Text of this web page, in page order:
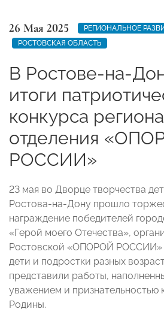
26 Мая 2025
РЕГИОНАЛЬНОЕ
РОСТОВСКАЯ ОБЛАСТЬ
В Ростове-на-
итоги
конкурса
отделения
РОССИИ»
23 мая во Дворце творчества
Ростова-на-Дону прошло
награждение победителей
«Герой моего Отечества»,
Ростовской «ОПОРОЙ РОССИИ»
дети и подростки разных
представили работы,
уважением и признательностью
Родины.